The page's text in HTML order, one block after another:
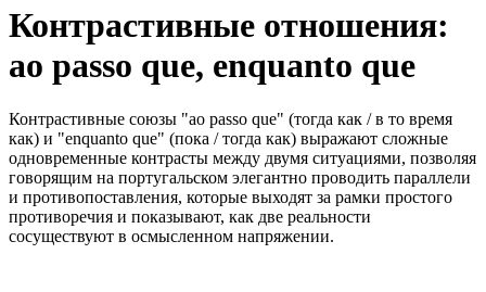
Контрастивные отношения:
ao passo que, enquanto que
Контрастивные союзы "ao passo que" (тогда как / в то время
как) и "enquanto que" (пока / тогда как) выражают сложные
одновременные контрасты между двумя ситуациями, позволяя
говорящим на португальском элегантно проводить параллели
и противопоставления, которые выходят за рамки простого
противоречия и показывают, как две реальности
сосуществуют в осмысленном напряжении.